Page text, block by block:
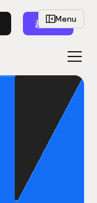
起動Menu